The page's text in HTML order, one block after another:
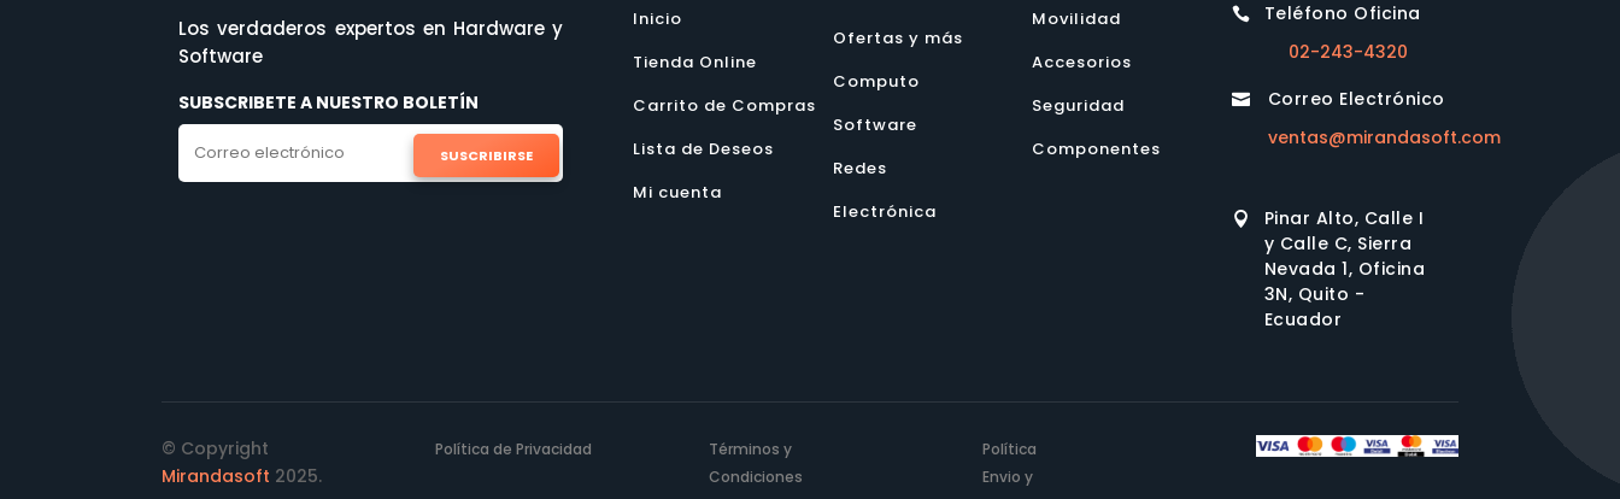
Los verdaderos expertos en Hardware y
Software
SUBSCRIBETE A NUESTRO BOLETÍN
SUSCRIBIRSE
Inicio
Tienda Online
Carrito de Compras
Lista de Deseos
Mi cuenta
Ofertas y más
Computo
Software
Redes
Electrónica
Movilidad
Accesorios
Seguridad
Componentes

Teléfono Oficina
02-243-4320

Correo Electrónico
ventas@mirandasoft.com

Pinar Alto, Calle I
y Calle C, Sierra
Nevada 1, Oficina
3N, Quito -
Ecuador
© Copyright
Mirandasoft 2025.
Política de Privacidad
Términos y
Condiciones
Política
Envio y